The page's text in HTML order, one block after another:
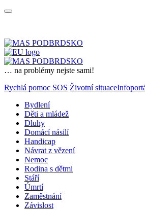
… na problémy nejste sami!
Rychlá pomoc SOS Životní situace
Bydlení
Děti a mládež
Dluhy
Domácí násilí
Handicap
Návrat z vězení
Nemoc
Rodina s dětmi
Stáří
Úmrtí
Zaměstnání
Závislost